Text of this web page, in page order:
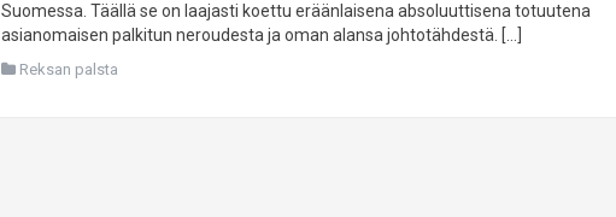
Suomessa. Täällä se on laajasti koettu eräänlaisena absoluuttisena totuutena
asianomaisen palkitun neroudesta ja oman alansa johtotähdestä. […]
Reksan palsta